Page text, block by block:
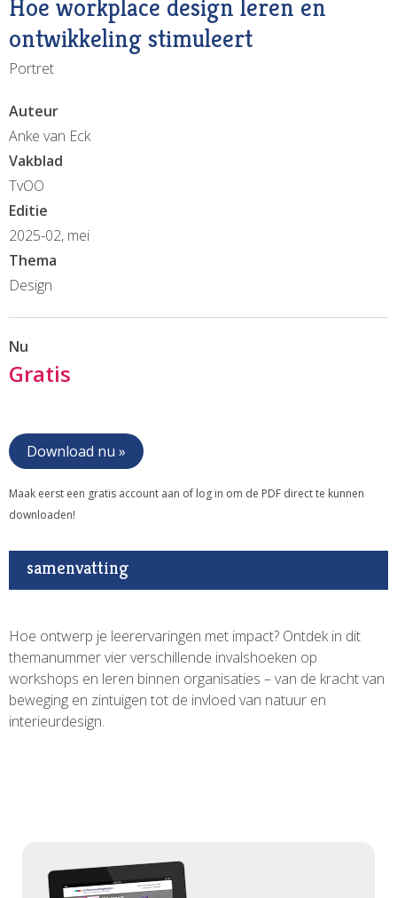
Hoe workplace design leren en
ontwikkeling stimuleert
Portret
Auteur
Anke van Eck
Vakblad
TvOO
Editie
2025-02, mei
Thema
Design
Nu
Gratis
Download nu »
Maak eerst een gratis account aan of log in om de PDF direct te kunnen
downloaden!
samenvatting
Hoe ontwerp je leerervaringen met impact? Ontdek in dit
themanummer vier verschillende invalshoeken op
workshops en leren binnen organisaties – van de kracht van
beweging en zintuigen tot de invloed van natuur en
interieurdesign.